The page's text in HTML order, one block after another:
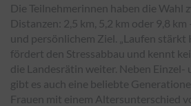
Die Teilnehmerinnen haben die Wahl
Distanzen: 2,5 km, 5,2 km oder 9,8
und persönlichem Ziel. „Laufen stärkt
fördert den Stressabbau und kennt
die Landesrätin weiter. Neben Einzel-
gibt es auch eine beliebte
Frauen mit einem Altersunterschied